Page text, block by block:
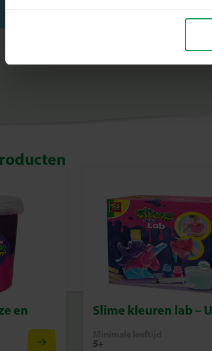
en Slime kleuren lab –
5+